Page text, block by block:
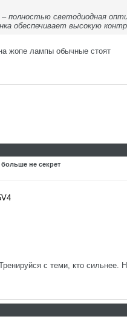
– полностью светодиодная
обеспечивает высокую
жопе лампы обычные стоят
не секрет
с теми, кто